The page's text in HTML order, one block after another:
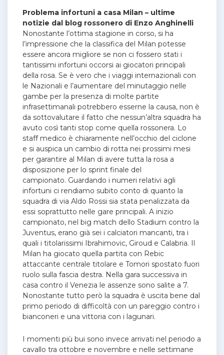
Problema infortuni a casa Milan – ultime
notizie dal blog rossonero di Enzo Anghinelli
Nonostante l’ottima stagione in corso, si ha
l’impressione che la classifica del Milan potesse
essere ancora migliore se non ci fossero stati i
tantissimi infortuni occorsi ai giocatori principali
della rosa. Se è vero che i viaggi internazionali con
le Nazionali e l’aumentare del minutaggio nelle
gambe per la presenza di molte partite
infrasettimanali potrebbero esserne la causa, non è
da sottovalutare il fatto che nessun’altra squadra ha
avuto così tanti stop come quella rossonera. Lo
staff medico è chiaramente nell’occhio del ciclone
e si auspica un cambio di rotta nei prossimi mesi
per garantire al Milan di avere tutta la rosa a
disposizione per lo sprint finale del
campionato. Guardando i numeri relativi agli
infortuni ci rendiamo subito conto di quanto la
squadra di via Aldo Rossi sia stata penalizzata da
essi soprattutto nelle gare principali. A inizio
campionato, nel big match dello Stadium contro la
Juventus, erano già sei i calciatori mancanti, tra i
quali i titolarissimi Ibrahimovic, Giroud e Calabria. Il
Milan ha giocato quella partita con Rebic
attaccante centrale titolare e Tomori spostato fuori
ruolo sulla fascia destra. Nella gara successiva in
casa contro il Venezia le assenze sono salite a 7.
Nonostante tutto però la squadra è uscita bene dal
primo periodo di difficoltà con un pareggio contro i
bianconeri e una vittoria con i lagunari.
I momenti più bui sono invece arrivati nel periodo a
cavallo tra ottobre e novembre e nelle settimane